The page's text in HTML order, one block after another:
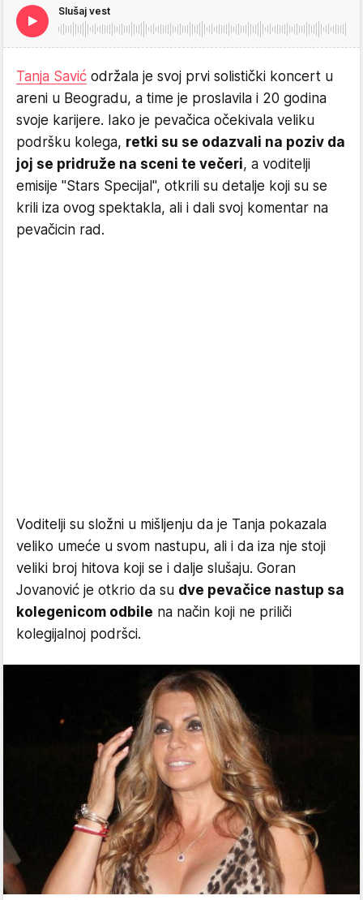
Slušaj vest
Tanja Savić održala je svoj prvi solistički koncert u
areni u Beogradu, a time je proslavila i 20 godina
svoje karijere. Iako je pevačica očekivala veliku
podršku kolega, retki su se odazvali na poziv da
joj se pridruže na sceni te večeri, a voditelji
emisije "Stars Specijal", otkrili su detalje koji su se
krili iza ovog spektakla, ali i dali svoj komentar na
pevačicin rad.
Voditelji su složni u mišljenju da je Tanja pokazala
veliko umeće u svom nastupu, ali i da iza nje stoji
veliki broj hitova koji se i dalje slušaju. Goran
Jovanović je otkrio da su dve pevačice nastup sa
kolegenicom odbile na način koji ne priliči
kolegijalnoj podršci.